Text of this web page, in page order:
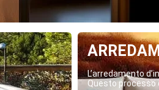
L’arredamento
Questo processo